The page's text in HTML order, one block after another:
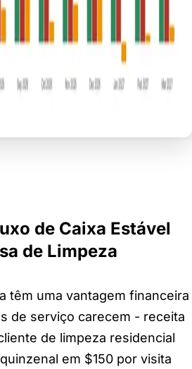
de Caixa Estável
de Limpeza
têm uma vantagem financeira
de serviço carecem - receita
de limpeza residencial
em $150 por visita